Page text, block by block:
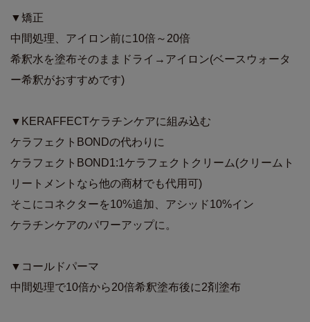
▼矯正
中間処理、アイロン前に10倍～20倍
希釈水を塗布そのままドライ→アイロン(ベースウォータ
ー希釈がおすすめです)
▼KERAFFECTケラチンケアに組み込む
ケラフェクトBONDの代わりに
ケラフェクトBOND1:1ケラフェクトクリーム(クリームト
リートメントなら他の商材でも代用可)
そこにコネクターを10%追加、アシッド10%イン
ケラチンケアのパワーアップに。
▼コールドパーマ
中間処理で10倍から20倍希釈塗布後に2剤塗布